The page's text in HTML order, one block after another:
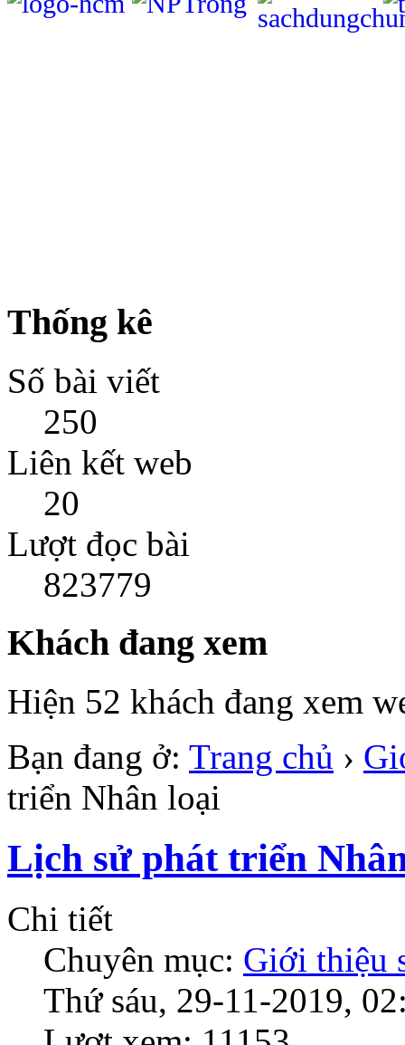
Thống kê
Số bài viết
250
Liên kết web
20
Lượt đọc bài
823779
Khách đang xem
Hiện 52 khách đang xem
Bạn đang ở: Trang chủ ›
triển Nhân loại
Lịch sử phát triển
Chi tiết
Chuyên mục: Giới thiệu
Thứ sáu, 29-11-2019,